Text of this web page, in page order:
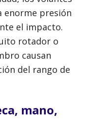
enorme presión
el impacto.
rotador o
causan
del rango de
mano,